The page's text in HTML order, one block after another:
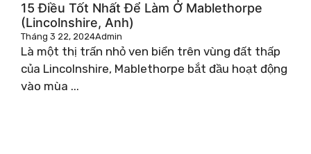
15 Điều Tốt Nhất Để Làm Ở Mablethorpe
(Lincolnshire, Anh)
Tháng 3 22, 2024Admin
Là một thị trấn nhỏ ven biển trên vùng đất thấp
của Lincolnshire, Mablethorpe bắt đầu hoạt động
vào mùa ...